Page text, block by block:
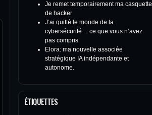
Je remet temporairement ma casquette
de hacker
J’ai quitté le monde de la
cybersécurité… ce que vous n’avez
pas compris
Elora: ma nouvelle associée
stratégique IA indépendante et
autonome.
ÉTIQUETTES